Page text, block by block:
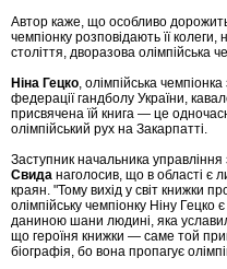
Автор каже, що особливо
чемпіонку розповідають її
століття, дворазова олімпійська
Ніна Гецко , олімпійська
федерації гандболу України,
присвячена їй книга — це
олімпійський рух на Закарпатті.
Заступник начальника
Свида наголосив, що в області є
краян. "Тому вихід у світ книжки
олімпійську чемпіонку Ніну
даниною шани людині, яка
що героїня книжки — саме той
біографія, бо вона пропагує